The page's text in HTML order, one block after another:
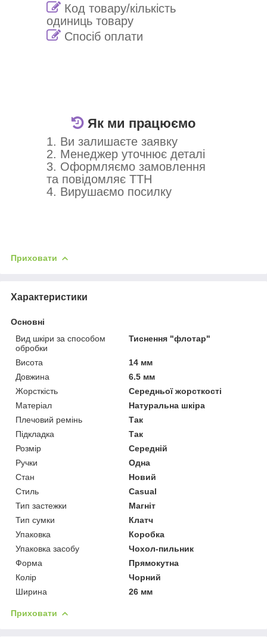
Як ми працюємо
1. Ви залишаєте заявку
2. Менеджер уточнює деталі
3. Оформляємо замовлення
та повідомляє ТТН
4. Вирушаємо посилку
Код товару/кількість
одиниць товару
Спосіб оплати
Приховати
Характеристики
Основні
Вид шкіри за способом
обробки
Тиснення "флотар"
Висота
14 мм
Довжина
6.5 мм
Жорсткість
Середньої жорсткості
Матеріал
Натуральна шкіра
Плечовий ремінь
Так
Підкладка
Так
Розмір
Середній
Ручки
Одна
Стан
Новий
Стиль
Casual
Тип застежки
Магніт
Тип сумки
Клатч
Упаковка
Коробка
Упаковка засобу
Чохол-пильник
Форма
Прямокутна
Колір
Чорний
Ширина
26 мм
Приховати